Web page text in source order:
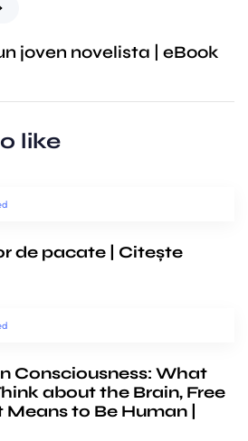
joven novelista | eBook
like
de pacate | Citește
Consciousness: What
about the Brain, Free
to Be Human |